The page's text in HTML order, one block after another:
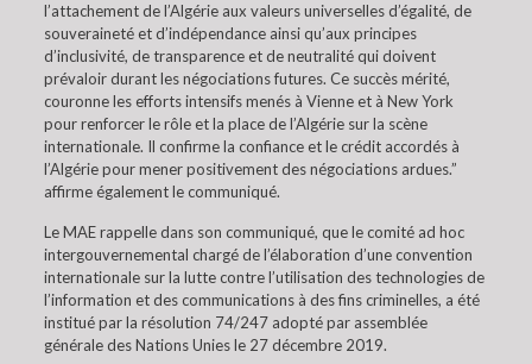
l’attachement de l’Algérie aux valeurs universelles d’égalité, de
souveraineté et d’indépendance ainsi qu’aux principes
d’inclusivité, de transparence et de neutralité qui doivent
prévaloir durant les négociations futures. Ce succès mérité,
couronne les efforts intensifs menés à Vienne et à New York
pour renforcer le rôle et la place de l’Algérie sur la scène
internationale. Il confirme la confiance et le crédit accordés à
l’Algérie pour mener positivement des négociations ardues.”
affirme également le communiqué.
Le MAE rappelle dans son communiqué, que le comité ad hoc
intergouvernemental chargé de l’élaboration d’une convention
internationale sur la lutte contre l’utilisation des technologies de
l’information et des communications à des fins criminelles, a été
institué par la résolution 74/247 adopté par assemblée
générale des Nations Unies le 27 décembre 2019.